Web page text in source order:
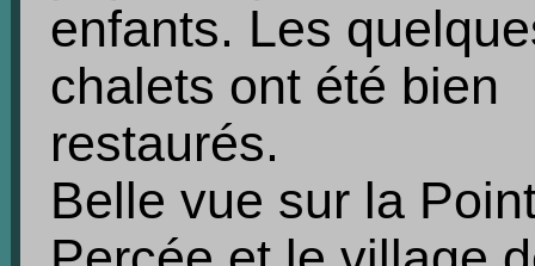
enfants. Les
chalets ont été bien
restaurés.
Belle vue sur la